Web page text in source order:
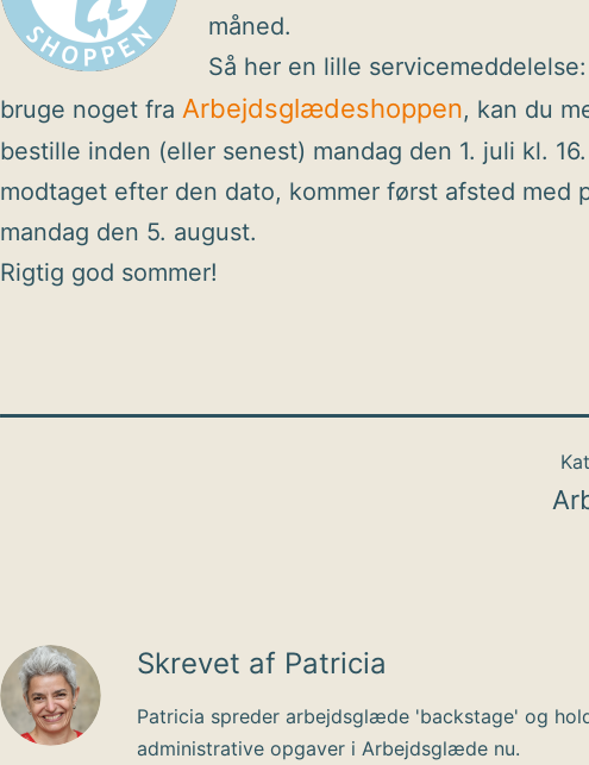
måned.
Så her en lille
bruge noget fra Arbejdsglædeshoppen, kan du
bestille inden (eller senest) mandag den 1. juli kl.
modtaget efter den dato, kommer først afsted med
mandag den 5. august.
Rigtig god sommer!
Skrevet af Patricia
Patricia spreder arbejdsglæde 'backstage' og
administrative opgaver i Arbejdsglæde nu.